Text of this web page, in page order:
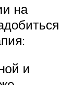
на
и